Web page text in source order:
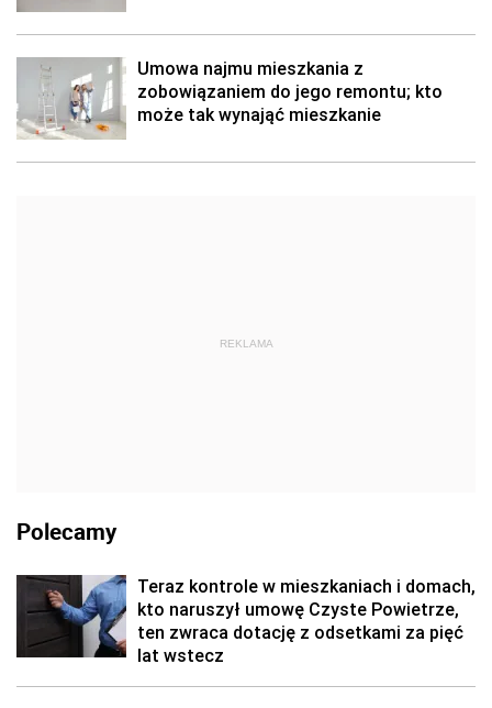
Umowa najmu mieszkania z
zobowiązaniem do jego remontu; kto
może tak wynająć mieszkanie
REKLAMA
Polecamy
Teraz kontrole w mieszkaniach i domach,
kto naruszył umowę Czyste Powietrze,
ten zwraca dotację z odsetkami za pięć
lat wstecz